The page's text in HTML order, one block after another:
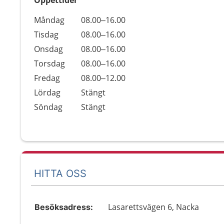
Dag
Öppettider
Kommentarer
Måndag
08.00–16.00
Tisdag
08.00–16.00
Onsdag
08.00–16.00
Torsdag
08.00–16.00
Fredag
08.00–12.00
Lördag
Stängt
Söndag
Stängt
HITTA OSS
Besöksadress: Lasarettsvägen 6, Nacka